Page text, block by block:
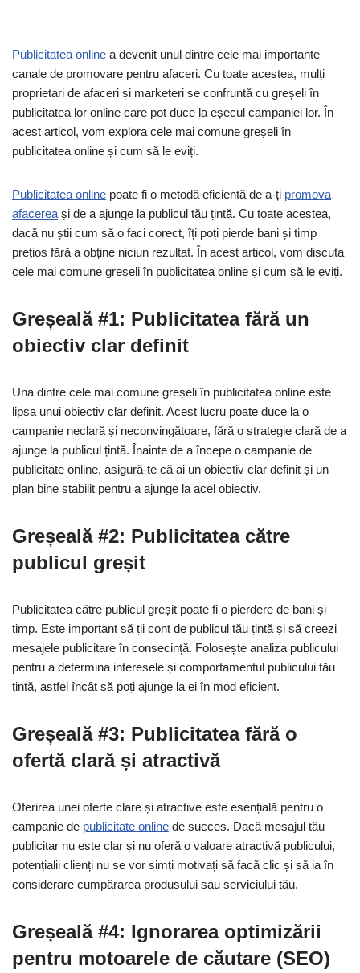
Publicitatea online a devenit unul dintre cele mai importante
canale de promovare pentru afaceri. Cu toate acestea, mulți
proprietari de afaceri și marketeri se confruntă cu greșeli în
publicitatea lor online care pot duce la eșecul campaniei lor. În
acest articol, vom explora cele mai comune greșeli în
publicitatea online și cum să le eviți.
Publicitatea online poate fi o metodă eficientă de a-ți promova
afacerea și de a ajunge la publicul tău țintă. Cu toate acestea,
dacă nu știi cum să o faci corect, îți poți pierde bani și timp
prețios fără a obține niciun rezultat. În acest articol, vom discuta
cele mai comune greșeli în publicitatea online și cum să le eviți.
Greșeală #1: Publicitatea fără un
obiectiv clar definit
Una dintre cele mai comune greșeli în publicitatea online este
lipsa unui obiectiv clar definit. Acest lucru poate duce la o
campanie neclară și neconvingătoare, fără o strategie clară de a
ajunge la publicul țintă. Înainte de a începe o campanie de
publicitate online, asigură-te că ai un obiectiv clar definit și un
plan bine stabilit pentru a ajunge la acel obiectiv.
Greșeală #2: Publicitatea către
publicul greșit
Publicitatea către publicul greșit poate fi o pierdere de bani și
timp. Este important să ții cont de publicul tău țintă și să creezi
mesajele publicitare în consecință. Folosește analiza publicului
pentru a determina interesele și comportamentul publicului tău
țintă, astfel încât să poți ajunge la ei în mod eficient.
Greșeală #3: Publicitatea fără o
ofertă clară și atractivă
Oferirea unei oferte clare și atractive este esențială pentru o
campanie de publicitate online de succes. Dacă mesajul tău
publicitar nu este clar și nu oferă o valoare atractivă publicului,
potențialii clienți nu se vor simți motivați să facă clic și să ia în
considerare cumpărarea produsului sau serviciului tău.
Greșeală #4: Ignorarea optimizării
pentru motoarele de căutare (SEO)